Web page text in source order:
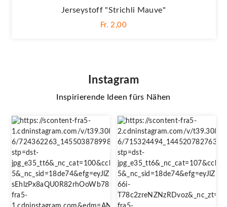
Jerseystoff "Strichli Mauve"
Fr. 2,00
Instagram
Inspirierende Ideen fürs Nähen